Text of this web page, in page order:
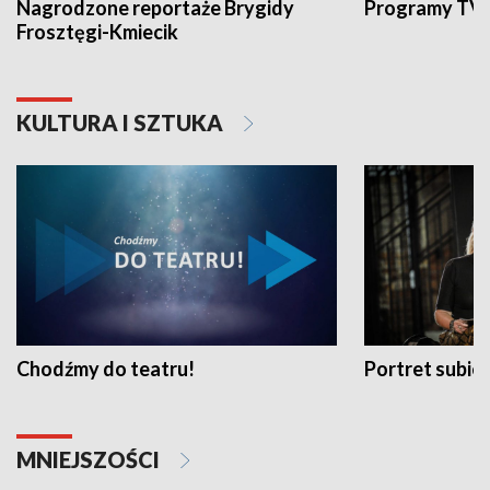
Nagrodzone reportaże Brygidy
Frosztęgi-Kmiecik
Programy
KULTURA I SZTUKA
Chodźmy do teatru! Portret
MNIEJSZOŚCI